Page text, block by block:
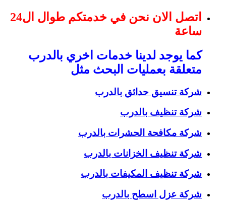
اتصل الان نحن في خدمتكم طوال ال24
ساعة
كما يوجد لدينا خدمات اخري بالدرب
متعلقة بعمليات البحث مثل
شركة تنسيق حدائق بالدرب
شركة تنظيف بالدرب
شركة مكافحة الحشرات بالدرب
شركة تنظيف الخزانات بالدرب
شركة تنظيف المكيفات بالدرب
شركة عزل اسطح بالدرب